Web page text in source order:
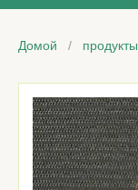
Домой / продукты